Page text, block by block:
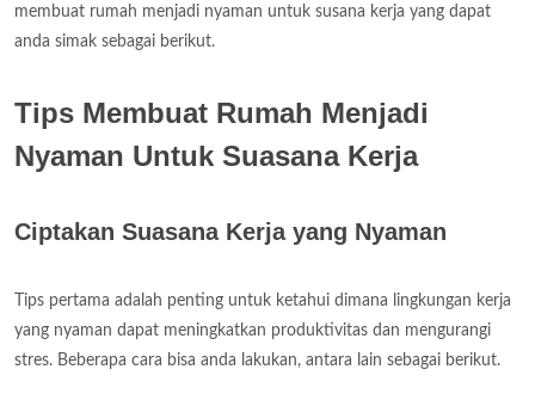
membuat rumah menjadi nyaman untuk susana kerja yang dapat
anda simak sebagai berikut.
Tips Membuat Rumah Menjadi
Nyaman Untuk Suasana Kerja
Ciptakan Suasana Kerja yang Nyaman
Tips pertama adalah penting untuk ketahui dimana lingkungan kerja
yang nyaman dapat meningkatkan produktivitas dan mengurangi
stres. Beberapa cara bisa anda lakukan, antara lain sebagai berikut.